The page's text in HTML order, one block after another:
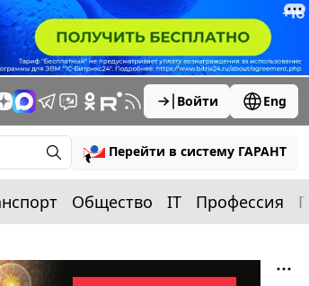
Войти Eng
Перейти в систему ГАРАНТ
Общество IT Профессия